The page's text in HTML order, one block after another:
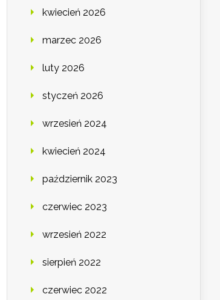
kwiecień 2026
marzec 2026
luty 2026
styczeń 2026
wrzesień 2024
kwiecień 2024
październik 2023
czerwiec 2023
wrzesień 2022
sierpień 2022
czerwiec 2022